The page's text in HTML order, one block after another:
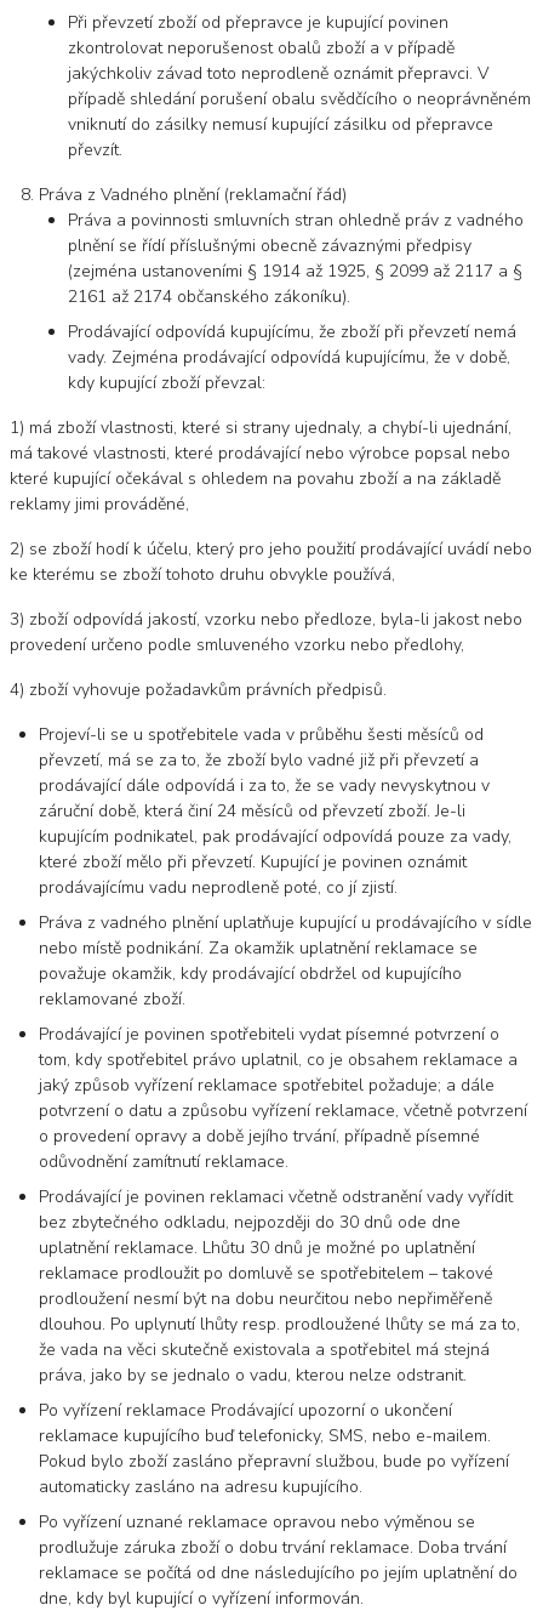
Při převzetí zboží od přepravce je kupující povinen
zkontrolovat neporušenost obalů zboží a v případě
jakýchkoliv závad toto neprodleně oznámit přepravci. V
případě shledání porušení obalu svědčícího o neoprávněném
vniknutí do zásilky nemusí kupující zásilku od přepravce
převzít.
Práva z Vadného plnění (reklamační řád)
Práva a povinnosti smluvních stran ohledně práv z vadného
plnění se řídí příslušnými obecně závaznými předpisy
(zejména ustanoveními § 1914 až 1925, § 2099 až 2117 a §
2161 až 2174 občanského zákoníku).
Prodávající odpovídá kupujícímu, že zboží při převzetí nemá
vady. Zejména prodávající odpovídá kupujícímu, že v době,
kdy kupující zboží převzal:
1) má zboží vlastnosti, které si strany ujednaly, a chybí-li ujednání,
má takové vlastnosti, které prodávající nebo výrobce popsal nebo
které kupující očekával s ohledem na povahu zboží a na základě
reklamy jimi prováděné,
2) se zboží hodí k účelu, který pro jeho použití prodávající uvádí nebo
ke kterému se zboží tohoto druhu obvykle používá,
3) zboží odpovídá jakostí, vzorku nebo předloze, byla-li jakost nebo
provedení určeno podle smluveného vzorku nebo předlohy,
4) zboží vyhovuje požadavkům právních předpisů.
Projeví-li se u spotřebitele vada v průběhu šesti měsíců od
převzetí, má se za to, že zboží bylo vadné již při převzetí a
prodávající dále odpovídá i za to, že se vady nevyskytnou v
záruční době, která činí 24 měsíců od převzetí zboží. Je-li
kupujícím podnikatel, pak prodávající odpovídá pouze za vady,
které zboží mělo při převzetí. Kupující je povinen oznámit
prodávajícímu vadu neprodleně poté, co jí zjistí.
Práva z vadného plnění uplatňuje kupující u prodávajícího v sídle
nebo místě podnikání. Za okamžik uplatnění reklamace se
považuje okamžik, kdy prodávající obdržel od kupujícího
reklamované zboží.
Prodávající je povinen spotřebiteli vydat písemné potvrzení o
tom, kdy spotřebitel právo uplatnil, co je obsahem reklamace a
jaký způsob vyřízení reklamace spotřebitel požaduje; a dále
potvrzení o datu a způsobu vyřízení reklamace, včetně potvrzení
o provedení opravy a době jejího trvání, případně písemné
odůvodnění zamítnutí reklamace.
Prodávající je povinen reklamaci včetně odstranění vady vyřídit
bez zbytečného odkladu, nejpozději do 30 dnů ode dne
uplatnění reklamace. Lhůtu 30 dnů je možné po uplatnění
reklamace prodloužit po domluvě se spotřebitelem – takové
prodloužení nesmí být na dobu neurčitou nebo nepřiměřeně
dlouhou. Po uplynutí lhůty resp. prodloužené lhůty se má za to,
že vada na věci skutečně existovala a spotřebitel má stejná
práva, jako by se jednalo o vadu, kterou nelze odstranit.
Po vyřízení reklamace Prodávající upozorní o ukončení
reklamace kupujícího buď telefonicky, SMS, nebo e-mailem.
Pokud bylo zboží zasláno přepravní službou, bude po vyřízení
automaticky zasláno na adresu kupujícího.
Po vyřízení uznané reklamace opravou nebo výměnou se
prodlužuje záruka zboží o dobu trvání reklamace. Doba trvání
reklamace se počítá od dne následujícího po jejím uplatnění do
dne, kdy byl kupující o vyřízení informován.